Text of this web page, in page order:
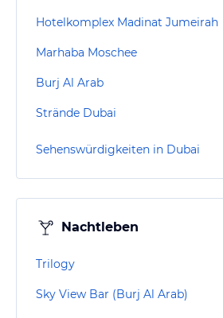
Hotelkomplex Madinat Jumeirah
Marhaba Moschee
Burj Al Arab
Strände Dubai
Sehenswürdigkeiten in Dubai
Nachtleben
Trilogy
Sky View Bar (Burj Al Arab)